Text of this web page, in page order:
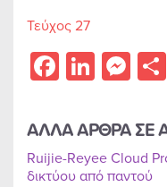
Τεύχος 27
Facebook
ΑΛΛΑ ΑΡΘΡΑ ΣΕ
Ruijie-Reyee Cloud
δικτύου από παντού